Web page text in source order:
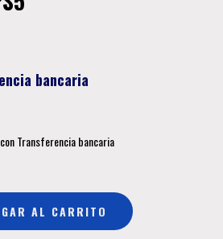
bancaria
Transferencia bancaria